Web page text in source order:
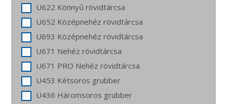
U622 Könnyű rövidtárcsa
U652 Középnehéz rövidtárcsa
U693 Középnehéz rövidtárcsa
U671 Nehéz rövidtárcsa
U671 PRO Nehéz rövidtárcsa
U453 Kétsoros grubber
U436 Háromsoros grubber